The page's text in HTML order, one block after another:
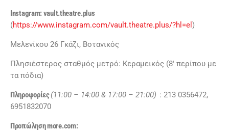
Instagram:vault.theatre.plus
(https://www.instagram.com/vault.theatre.plus/?hl=el )
Μελενίκου 26 Γκάζι, Βοτανικός
Πλησιέστερος σταθμός μετρό: Κεραμεικός (8′ περίπου με
τα πόδια)
Πληροφορίες(11:00 – 14:00 & 17:00 – 21:00) : 213 0356472,
6951832070
Προπώληση more.com: